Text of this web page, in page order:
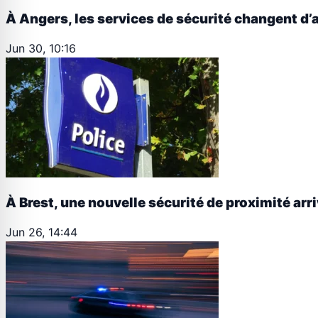
À Angers, les services de sécurité changent
Jun 30, 10:16
À Brest, une nouvelle sécurité de proximité
Jun 26, 14:44